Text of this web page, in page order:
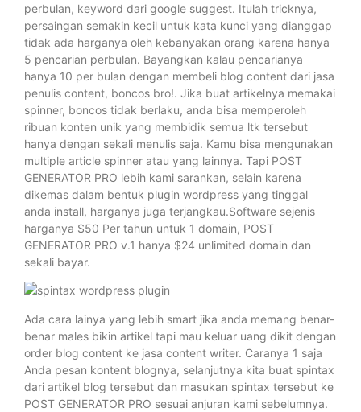
perbulan, keyword dari google suggest. Itulah tricknya,
persaingan semakin kecil untuk kata kunci yang dianggap
tidak ada harganya oleh kebanyakan orang karena hanya
5 pencarian perbulan. Bayangkan kalau pencarianya
hanya 10 per bulan dengan membeli blog content dari jasa
penulis content, boncos bro!. Jika buat artikelnya memakai
spinner, boncos tidak berlaku, anda bisa memperoleh
ribuan konten unik yang membidik semua ltk tersebut
hanya dengan sekali menulis saja. Kamu bisa mengunakan
multiple article spinner atau yang lainnya. Tapi POST
GENERATOR PRO lebih kami sarankan, selain karena
dikemas dalam bentuk plugin wordpress yang tinggal
anda install, harganya juga terjangkau.Software sejenis
harganya $50 Per tahun untuk 1 domain, POST
GENERATOR PRO v.1 hanya $24 unlimited domain dan
sekali bayar.
Ada cara lainya yang lebih smart jika anda memang benar-
benar males bikin artikel tapi mau keluar uang dikit dengan
order blog content ke jasa content writer. Caranya 1 saja
Anda pesan kontent blognya, selanjutnya kita buat spintax
dari artikel blog tersebut dan masukan spintax tersebut ke
POST GENERATOR PRO sesuai anjuran kami sebelumnya.